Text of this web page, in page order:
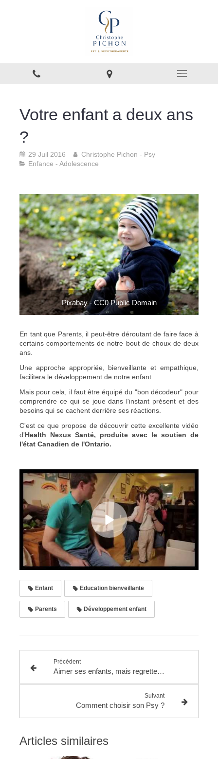
Votre enfant a deux ans
?
29 Juil 2016
Christophe Pichon - Psy
Enfance - Adolescence
Pixabay - CC0 Public Domain
En tant que Parents, il peut-être déroutant de faire face à
certains comportements de notre bout de choux de deux
ans.
Une approche appropriée, bienveillante et empathique,
facilitera le développement de notre enfant.
Mais pour cela, il faut être équipé du "bon décodeur" pour
comprendre ce qui se joue dans l'instant présent et des
besoins qui se cachent derrière ses réactions.
C'est ce que propose de découvrir cette excellente vidéo
d'Health Nexus Santé, produite avec le soutien de
l'état Canadien de l'Ontario.
Enfant Education bienveillante
Parents Développement enfant
Précédent
Aimer ses enfants, mais regretter d’être mère : est-ce l’ultime tabou ?
Suivant
Comment choisir son Psy ?
Articles similaires